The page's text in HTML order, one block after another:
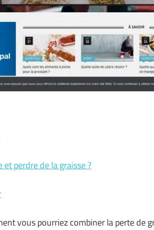
perdre de la graisse ?
vous pourriez combiner la perte de